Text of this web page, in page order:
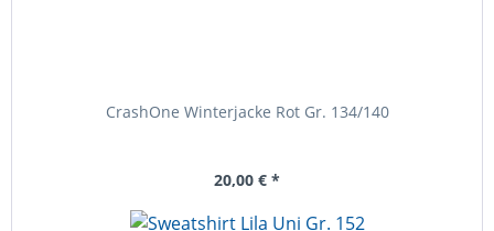
CrashOne Winterjacke Rot Gr. 134/140
20,00 € *